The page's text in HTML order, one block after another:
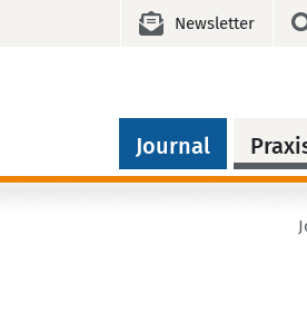
Newsletter
Journal